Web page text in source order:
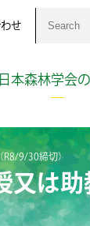
せ
日本森林学会
9/30締切）
は